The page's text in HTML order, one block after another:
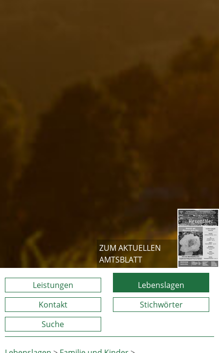
ZUM AKTUELLEN
AMTSBLATT
Leistungen
Lebenslagen
Kontakt
Stichwörter
Suche